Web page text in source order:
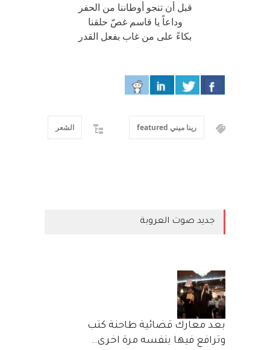
قبل أن تنجو أوطاننا من الحفر
وداعاً يا قاسم غصّ حلقنا
بكاءً على من غاب بفعل القدر
رينا ميني featured الشعر
جديد صوت العروبة
بعد معارك قضائية طاحنة كتب
وترافع فيها بنفسه مرة اخرى..